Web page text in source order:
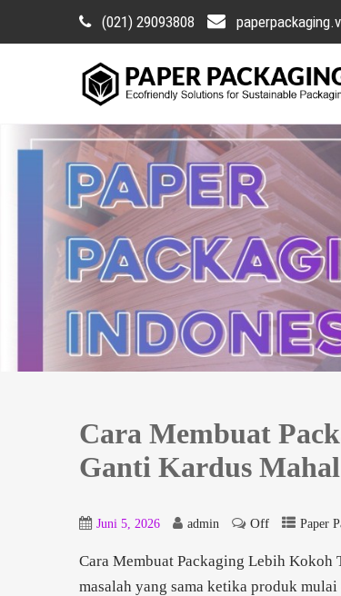
(021) 29093808
Cara Membuat
Ganti Kardus Mahal
Juni 5, 2026 admin Off Paper
Cara Membuat Packaging Lebih Kokoh
masalah yang sama ketika produk